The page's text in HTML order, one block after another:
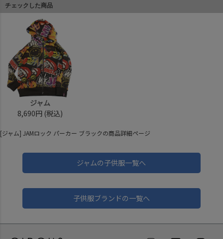
チェックした商品
ジャム
8,690円 (税込)
[ジャム] JAMロック パーカー ブラックの商品詳細ページ
ジャムの子供服一覧へ
子供服ブランドの一覧へ